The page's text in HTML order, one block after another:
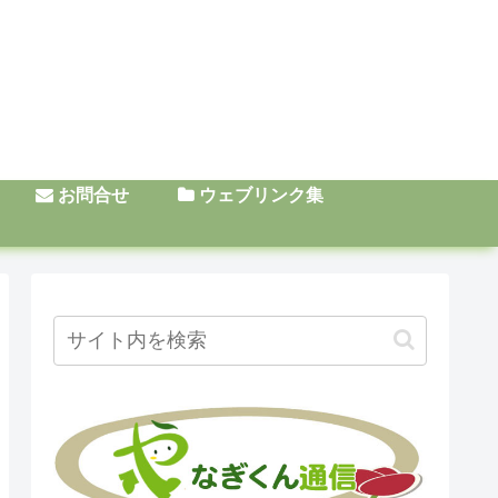
お問合せ ウェブリンク集